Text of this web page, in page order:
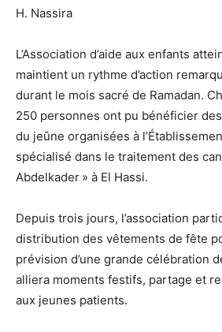
H. Nassira
L’Association d’aide aux enfants
maintient un rythme d’action
durant le mois sacré de Ramadan.
250 personnes ont pu bénéficier
du jeûne organisées à
spécialisé dans le traitement des
Abdelkader » à El Hassi.
Depuis trois jours, l’association
distribution des vêtements de fête
prévision d’une grande célébration
alliera moments festifs, partage et
aux jeunes patients.